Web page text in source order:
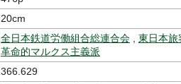
20cm
全日本鉄道労働組合総連合会
東日本旅
革命的マルクス主義派
366.629